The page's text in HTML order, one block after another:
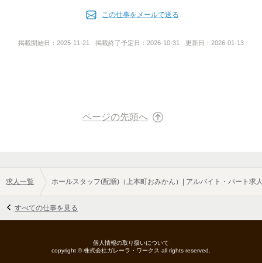
そちらよりご対応をお願い致します。
面接についてご連絡いたします。
※もし面接日の都合が悪くなった際は、
事前にご連絡をお願いします。
お会いできることを楽しみにしています。
この仕事をメールで送る
掲載開始日： 2025-11-21 掲載終了予定日： 2026-10-31 更新日： 2026-01-13
ページの先頭へ
求人一覧 ホールスタッフ(配膳)（上本町おみかん）| アルバイト・パート求
すべての仕事を見る
個人情報の取り扱いについて
copyright ©株式会社ガレーラ・ワークス all rights reserved.